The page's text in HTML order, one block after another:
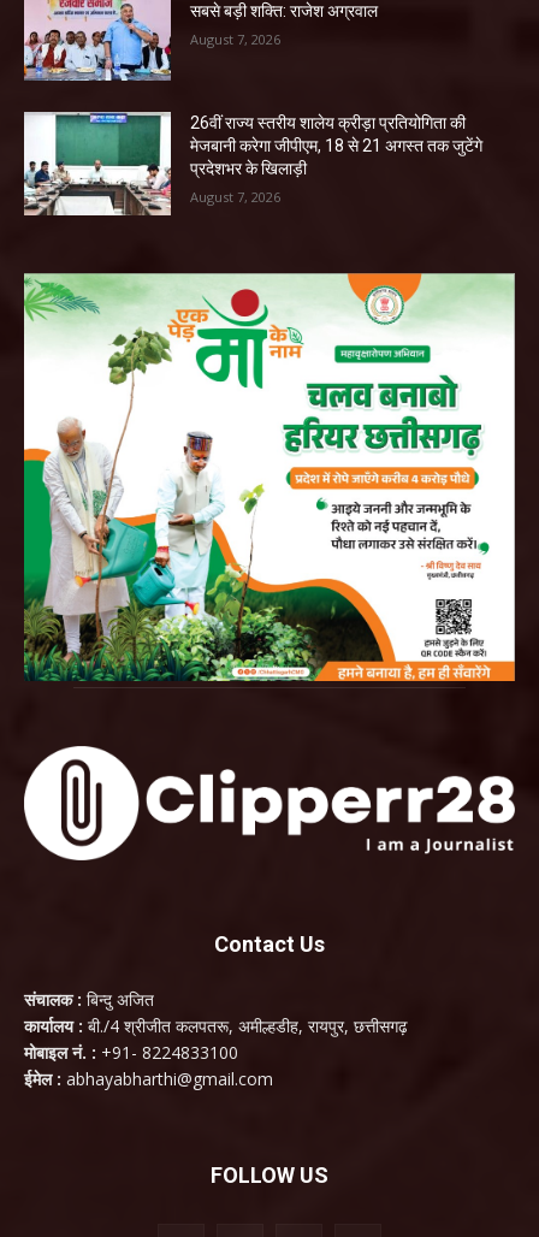
सबसे बड़ी शक्ति: राजेश अग्रवाल
August 7, 2026
26वीं राज्य स्तरीय शालेय क्रीड़ा प्रतियोगिता की
मेजबानी करेगा जीपीएम, 18 से 21 अगस्त तक जुटेंगे
प्रदेशभर के खिलाड़ी
August 7, 2026
Contact Us
संचालक : बिन्दु अजित
कार्यालय : बी./4 श्रीजीत कलपतरू, अमील्हडीह, रायपुर, छत्तीसगढ़
मोबाइल नं. : +91- 8224833100
ईमेल : abhayabharthi@gmail.com
FOLLOW US